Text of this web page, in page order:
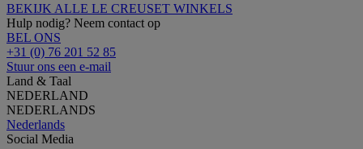
BEKIJK ALLE LE CREUSET WINKELS
Hulp nodig? Neem contact op
BEL ONS
+31 (0) 76 201 52 85
Stuur ons een e-mail
Land & Taal
NEDERLAND
NEDERLANDS
Nederlands
Social Media